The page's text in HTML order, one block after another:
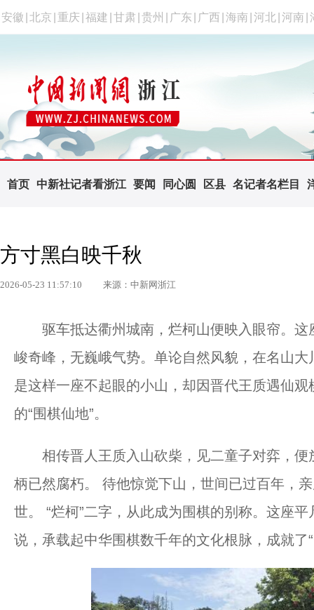
安徽 北京 重庆 福建 甘肃 贵州 广东 广西 海南 河北 河南
首页 中新社记者看浙江 要闻 同心圆 区县 名记者名栏目
方寸黑白映千秋
2026-05-23 11:57:10 来源：中新网浙江
驱车抵达衢州城南，烂柯山便映入眼帘。这
峻奇峰，无巍峨气势。单论自然风貌，在名山
是这样一座不起眼的小山，却因晋代王质遇仙
的“围棋仙地”。
相传晋人王质入山砍柴，见二童子对弈，便
柄已然腐朽。 待他惊觉下山，世间已过百年，
世。 “烂柯”二字，从此成为围棋的别称。这座
说，承载起中华围棋数千年的文化根脉，成就了